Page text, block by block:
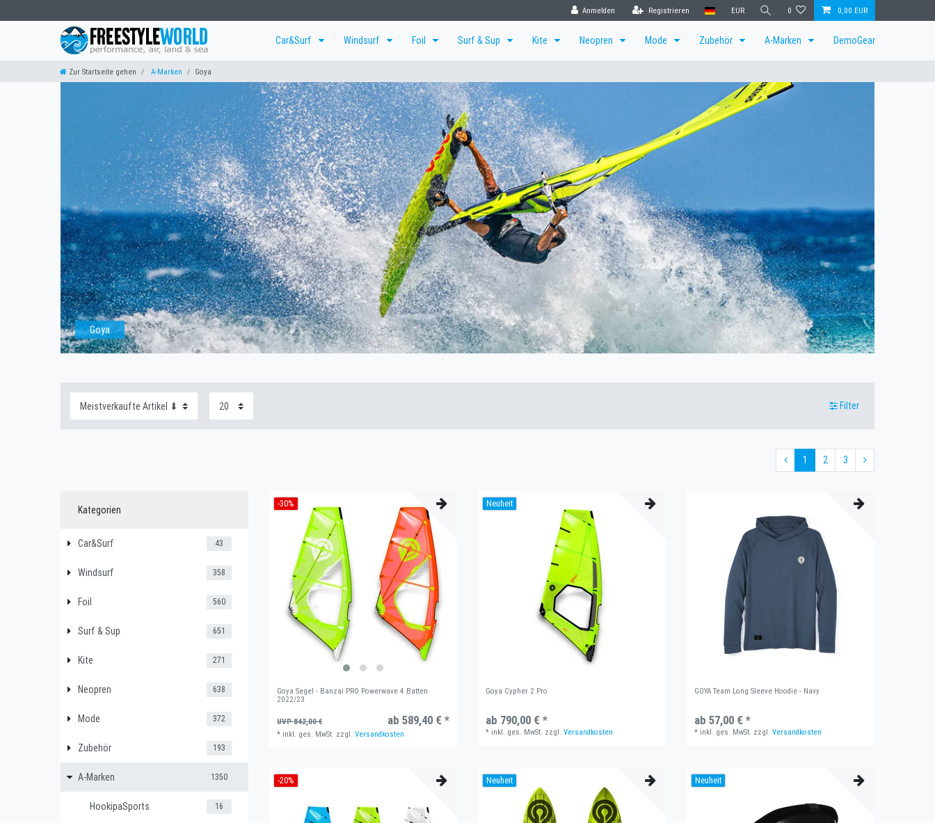
Anmelden Registrieren EUR 0 0,00 EUR
Car&Surf Windsurf Foil Surf & Sup Kite Neopren Mode Zubehör A-Marken DemoGear
Zur Startseite gehen A-Marken Goya
Goya
Filter
1 2 3
Kategorien
Car&Surf 43
Windsurf 358
Foil 560
Surf & Sup 651
Kite 271
Neopren 638
Mode 372
Zubehör 193
A-Marken 1350
HookipaSports 16
-30%
Goya Segel - Banzai PRO Powerwave 4 Batten
2022/23
UVP 842,00 € ab 589,40 € *
* inkl. ges. MwSt. zzgl.Versandkosten
Neuheit
Goya Cypher 2 Pro
ab 790,00 € *
* inkl. ges. MwSt. zzgl.Versandkosten
GOYA Team Long Sleeve Hoodie - Navy
ab 57,00 € *
* inkl. ges. MwSt. zzgl.Versandkosten
-20% Neuheit Neuheit